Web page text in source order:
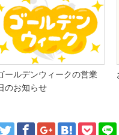
ールデンウィークの営業
のお知らせ